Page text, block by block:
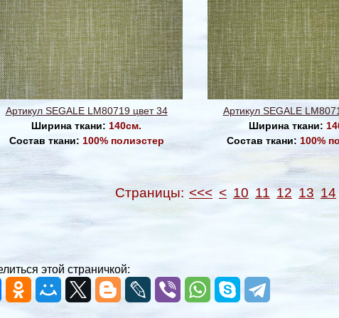
Артикул SEGALE LM80719 цвет 34
Ширина ткани: 140см.
Состав ткани: 100% полиэстер
Артикул SEGALE
Ширина ткани:
Состав ткани: 100%
Страницы: <<< < 10 11 12 13 14
этой страничкой: